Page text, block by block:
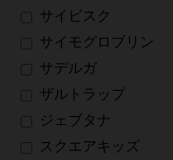
サイビスク
サイモグロブリン
サデルガ
ザルトラップ
ジェブタナ
スクエアキッズ